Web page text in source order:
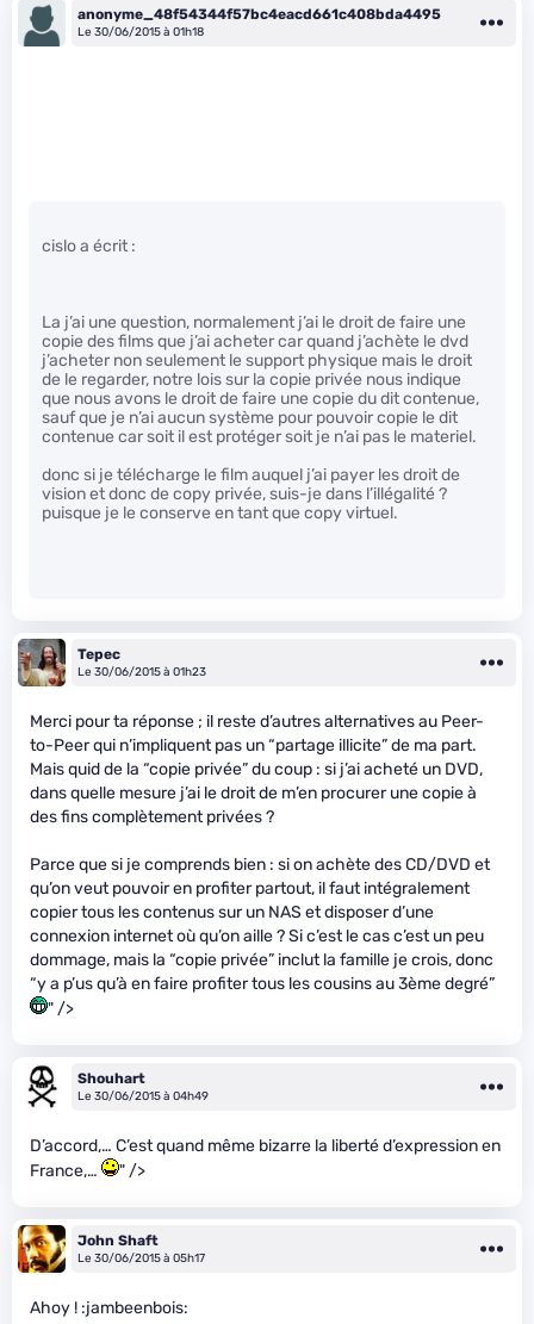
anonyme_48f54344f57bc4eacd661c408bda4495
Le 30/06/2015 à 01h18
cislo a écrit :
La j’ai une question, normalement j’ai le droit de faire une
copie des films que j’ai acheter car quand j’achète le dvd
j’acheter non seulement le support physique mais le droit
de le regarder, notre lois sur la copie privée nous indique
que nous avons le droit de faire une copie du dit contenue,
sauf que je n’ai aucun système pour pouvoir copie le dit
contenue car soit il est protéger soit je n’ai pas le materiel.
donc si je télécharge le film auquel j’ai payer les droit de
vision et donc de copy privée, suis-je dans l’illégalité ?
puisque je le conserve en tant que copy virtuel.
Tepec
Le 30/06/2015 à 01h23
Merci pour ta réponse ; il reste d’autres alternatives au Peer-
to-Peer qui n’impliquent pas un “partage illicite” de ma part.
Mais quid de la “copie privée” du coup : si j’ai acheté un DVD,
dans quelle mesure j’ai le droit de m’en procurer une copie à
des fins complètement privées ?
Parce que si je comprends bien : si on achète des CD/DVD et
qu’on veut pouvoir en profiter partout, il faut intégralement
copier tous les contenus sur un NAS et disposer d’une
connexion internet où qu’on aille ? Si c’est le cas c’est un peu
dommage, mais la “copie privée” inclut la famille je crois, donc
“y a p’us qu’à en faire profiter tous les cousins au 3ème degré”
" />
Shouhart
Le 30/06/2015 à 04h49
D’accord,… C’est quand même bizarre la liberté d’expression en
France,…
" />
John Shaft
Le 30/06/2015 à 05h17
Ahoy ! :jambeenbois: